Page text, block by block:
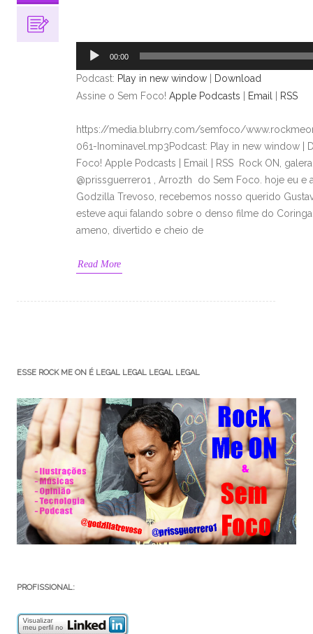
áudio
00:00
Podcast: Play in new window
Download
Assine o Sem Foco! Apple Podcasts Email RSS
https://media.blubrry.com/semfoco/
061-Inominavel.mp3Podcast: Play in new window |
Foco! Apple Podcasts | Email | RSS Rock ON,
@prissguerrero1 , Arrozth do Sem Foco. hoje eu e
Godzilla Trevoso, recebemos nosso querido
esteve aqui falando sobre o denso filme do
ameno, divertido e cheio de
Read More
ESSE ROCK ME ON É LEGAL LEGAL LEGAL LEGAL
PROFISSIONAL: